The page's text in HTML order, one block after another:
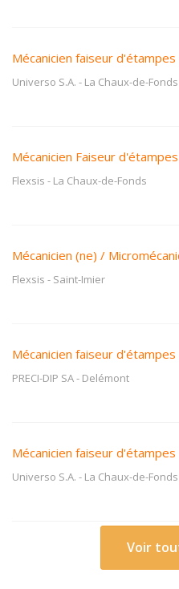
Mécanicien faiseur d'étampes
Universo S.A. - La Chaux-de-Fonds
Mécanicien Faiseur d'étampes
Flexsis - La Chaux-de-Fonds
Mécanicien (ne) /
Flexsis - Saint-Imier
Mécanicien faiseur d'étampes
PRECI-DIP SA- Delémont
Mécanicien faiseur d'étampes
Universo S.A. - La Chaux-de-Fonds
Voir